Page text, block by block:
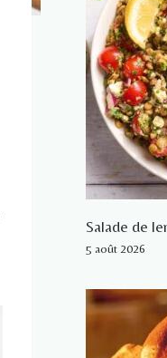
Salade de
5 août 2026